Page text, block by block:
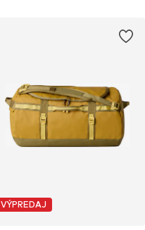
VÝPREDAJ